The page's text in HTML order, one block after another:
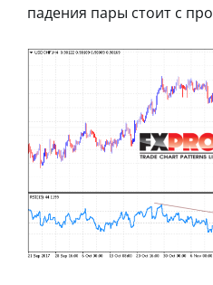
падения пары стоит с